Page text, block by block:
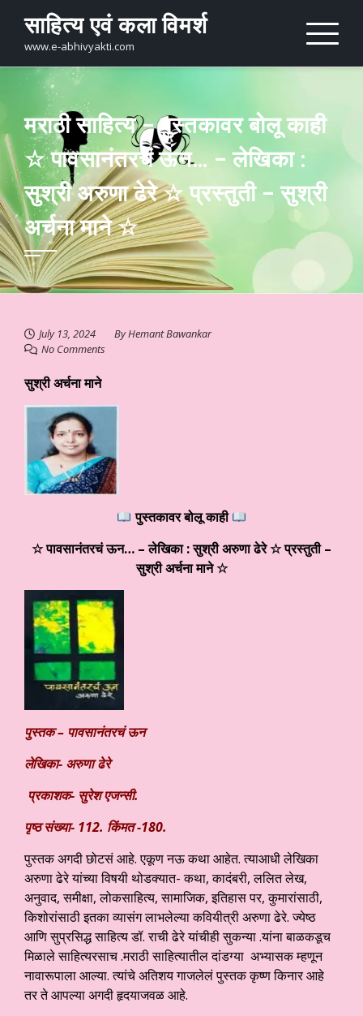
content
साहित्य एवं कला विमर्श
www.e-abhivyakti.com
मराठी साहित्य – पुस्तकावर बोलू काही
☆ पावसानंतरचं ऊन… – लेखिका :
सुश्री अरुणा ढेरे ☆ प्रस्तुती – सुश्री
अर्चना माने ☆
July 13, 2024 ByHemant Bawankar
No Comments
सुश्री अर्चना माने
पुस्तकावर बोलू काही
☆ पावसानंतरचं ऊन… – लेखिका : सुश्री अरुणा ढेरे ☆ प्रस्तुती –
सुश्री अर्चना माने☆
पुस्तक – पावसानंतरचं ऊन
लेखिका- अरुणा ढेरे
प्रकाशक- सुरेश एजन्सी.
पृष्ठ संख्या- 112. किंमत -180.
पुस्तक अगदी छोटसं आहे. एकूण नऊ कथा आहेत. त्याआधी लेखिका
अरुणा ढेरे यांच्या विषयी थोडक्यात- कथा, कादंबरी, ललित लेख,
अनुवाद, समीक्षा, लोकसाहित्य, सामाजिक, इतिहास पर, कुमारांसाठी,
किशोरांसाठी इतका व्यासंग लाभलेल्या कवियीत्री अरुणा ढेरे. ज्येष्ठ
आणि सुप्रसिद्ध साहित्य डॉ. राची ढेरे यांचीही सुकन्या .यांना बाळकडूच
मिळाले साहित्यरसाच .मराठी साहित्यातील दांडग्या अभ्यासक म्हणून
नावारूपाला आल्या. त्यांचे अतिशय गाजलेलं पुस्तक कृष्ण किनार आहे
तर ते आपल्या अगदी हृदयाजवळ आहे.